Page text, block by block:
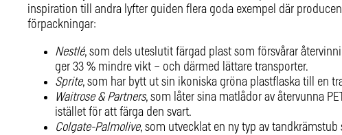
inspiration till andra lyfter guiden flera goda exempel där
förpackningar:
Nestlé, som dels uteslutit färgad plast som försvårar
ger 33 % mindre vikt – och därmed lättare transporter.
Sprite, som har bytt ut sin ikoniska gröna plastflaska till en
Waitrose & Partners, som låter sina matlådor av återvunna
istället för att färga den svart.
Colgate-Palmolive, som utvecklat en ny typ av